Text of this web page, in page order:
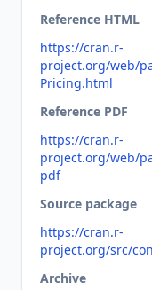
Reference HTML
https://cran.r-
project.org/web/
Pricing.html
Reference PDF
https://cran.r-
project.org/web/
pdf
Source package
https://cran.r-
project.org/src/
Archive